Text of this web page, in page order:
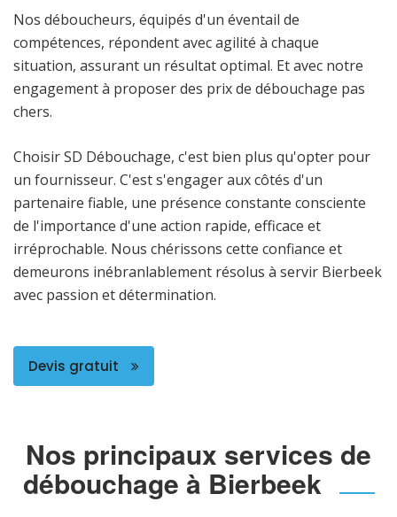
Nos déboucheurs, équipés d'un éventail de
compétences, répondent avec agilité à chaque
situation, assurant un résultat optimal. Et avec notre
engagement à proposer des prix de débouchage pas
chers.
Choisir SD Débouchage, c'est bien plus qu'opter pour
un fournisseur. C'est s'engager aux côtés d'un
partenaire fiable, une présence constante consciente
de l'importance d'une action rapide, efficace et
irréprochable. Nous chérissons cette confiance et
demeurons inébranlablement résolus à servir Bierbeek
avec passion et détermination.
Devis gratuit
Nos principaux services de
débouchage à Bierbeek